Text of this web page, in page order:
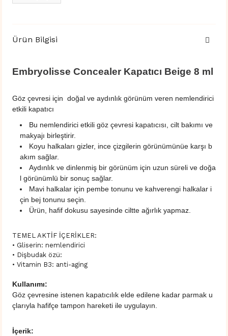
Ürün Bilgisi
Embryolisse Concealer Kapatıcı Beige 8 ml
Göz çevresi için doğal ve aydınlık görünüm veren nemlendirici
etkili kapatıcı
Bu nemlendirici etkili göz çevresi kapatıcısı, cilt bakımı ve
makyajı birleştirir.
Koyu halkaları gizler, ince çizgilerin görünümünüe karşı b
akım sağlar.
Aydınlık ve dinlenmiş bir görünüm için uzun süreli ve doğa
l görünümlü bir sonuç sağlar.
Mavi halkalar için pembe tonunu ve kahverengi halkalar i
çin bej tonunu seçin.
Ürün, hafif dokusu sayesinde ciltte ağırlık yapmaz.
TEMEL AKTİF İÇERİKLER:
• Gliserin: nemlendirici
• Dişbudak özü:
• Vitamin B3: anti-aging
Kullanımı:
Göz çevresine istenen kapatıcılık elde edilene kadar parmak u
çlarıyla hafifçe tampon hareketi ile uygulayın.
İçerik: